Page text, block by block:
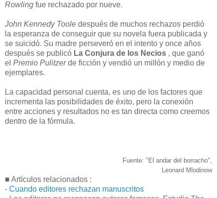
Rowling fue rechazado por nueve.
John Kennedy Toole después de muchos rechazos perdió
la esperanza de conseguir que su novela fuera publicada y
se suicidó. Su madre perseveró en el intento y once años
después se publicó La Conjura de los Necios , que ganó
el Premio Pulitzerde ficción y vendió un millón y medio de
ejemplares.
La capacidad personal cuenta, es uno de los factores que
incrementa las posibilidades de éxito, pero la conexión
entre acciones y resultados no es tan directa como creemos
dentro de la fórmula.
Fuente: "El andar del borracho",
Leonard Mlodinow
■ Artículos relacionados :
- Cuando editores rechazan manuscritos